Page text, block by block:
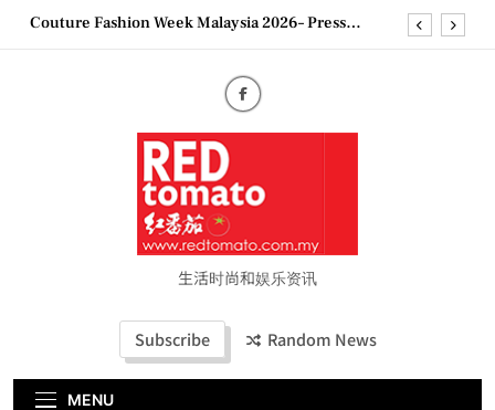
SkipCouture Fashion Week Malaysia 2026– Press
妈妈提供分享剖腹产复原历程的空间
2026 全国房地产大奖创历史纪录 见证马来西亚房
地产经纪行业蓬勃发展
Epson reinvents affordable printing with next-
generation EcoTank Series
Couture Fashion Week Malaysia 2026– Press
“See Her Heal – 1,000 Untold Stories” 为马来西亚
妈妈提供分享剖腹产复原历程的空间
地产经纪行业蓬勃发展
生活时尚和娱乐资讯
Subscribe Random News
MENU